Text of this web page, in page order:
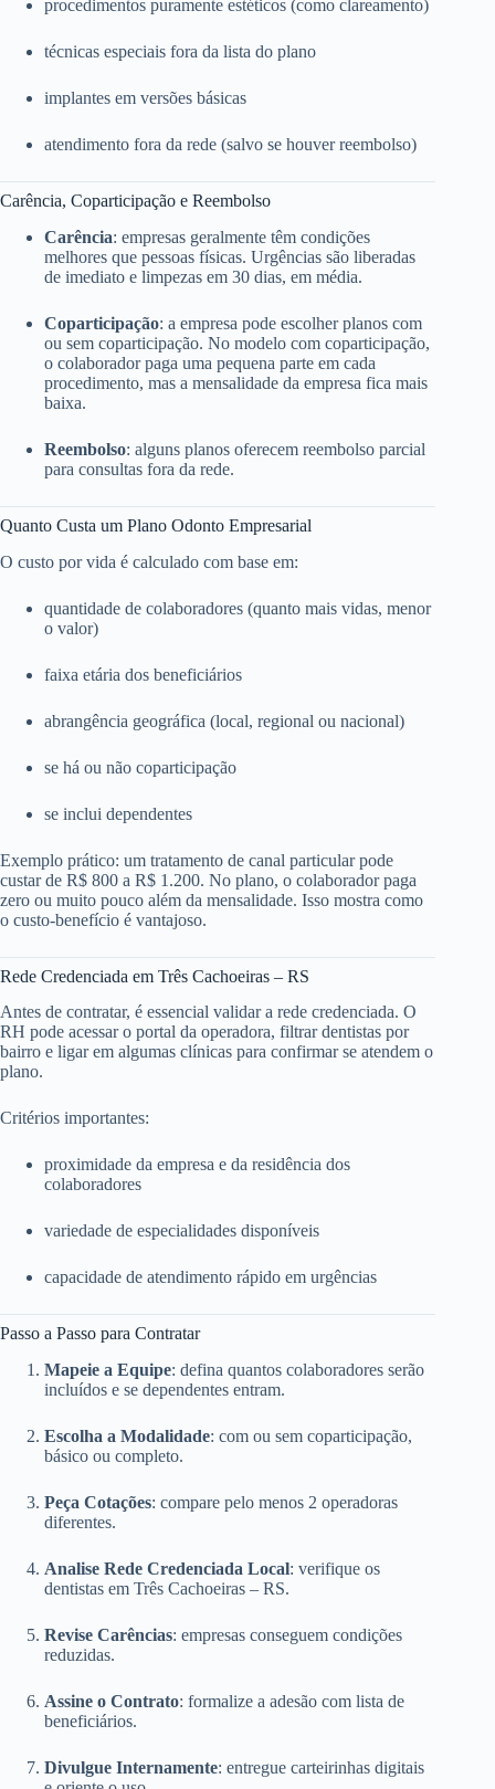
procedimentos puramente estéticos (como clareamento)
técnicas especiais fora da lista do plano
implantes em versões básicas
atendimento fora da rede (salvo se houver reembolso)
Carência, Coparticipação e Reembolso
Carência: empresas geralmente têm condições
melhores que pessoas físicas. Urgências são liberadas
de imediato e limpezas em 30 dias, em média.
Coparticipação: a empresa pode escolher planos com
ou sem coparticipação. No modelo com coparticipação,
o colaborador paga uma pequena parte em cada
procedimento, mas a mensalidade da empresa fica mais
baixa.
Reembolso: alguns planos oferecem reembolso parcial
para consultas fora da rede.
Quanto Custa um Plano Odonto Empresarial
O custo por vida é calculado com base em:
quantidade de colaboradores (quanto mais vidas, menor
o valor)
faixa etária dos beneficiários
abrangência geográfica (local, regional ou nacional)
se há ou não coparticipação
se inclui dependentes
Exemplo prático: um tratamento de canal particular pode
custar de R$ 800 a R$ 1.200. No plano, o colaborador paga
zero ou muito pouco além da mensalidade. Isso mostra como
o custo-benefício é vantajoso.
Rede Credenciada em Três Cachoeiras – RS
Antes de contratar, é essencial validar a rede credenciada. O
RH pode acessar o portal da operadora, filtrar dentistas por
bairro e ligar em algumas clínicas para confirmar se atendem o
plano.
Critérios importantes:
proximidade da empresa e da residência dos
colaboradores
variedade de especialidades disponíveis
capacidade de atendimento rápido em urgências
Passo a Passo para Contratar
Mapeie a Equipe: defina quantos colaboradores serão
incluídos e se dependentes entram.
Escolha a Modalidade: com ou sem coparticipação,
básico ou completo.
Peça Cotações: compare pelo menos 2 operadoras
diferentes.
Analise Rede Credenciada Local: verifique os
dentistas em Três Cachoeiras – RS.
Revise Carências: empresas conseguem condições
reduzidas.
Assine o Contrato: formalize a adesão com lista de
beneficiários.
Divulgue Internamente: entregue carteirinhas digitais